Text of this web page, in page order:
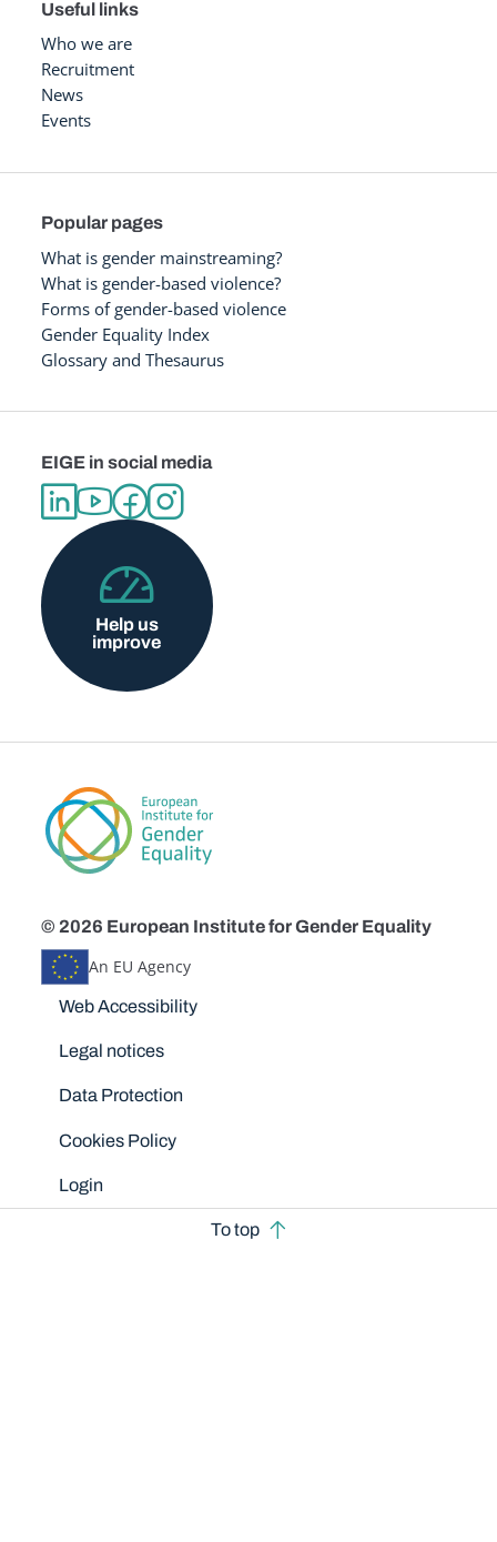
Useful links
Who we are
Recruitment
News
Events
Popular pages
What is gender mainstreaming?
What is gender-based violence?
Forms of gender-based violence
Gender Equality Index
Glossary and Thesaurus
EIGE in social media
Help us
improve
© 2026 European Institute for Gender Equality
An EU Agency
Disclaimers
Web Accessibility
Legal notices
Data Protection
Cookies Policy
Login
To top